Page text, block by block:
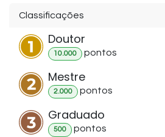
Classificações
Doutor
10.000 pontos
Mestre
2.000 pontos
Graduado
500 pontos